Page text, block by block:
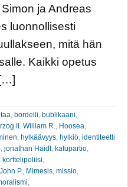
ja Andreas
luonnollisesti
mitä hän
Kaikki opetus
bordelli bublikaani
II. William R. Hoosea
hylkäävyys hylkiö identiteetti
jonathan Haidt, katupartio
korttelipoliisi
P. Mimesis missio